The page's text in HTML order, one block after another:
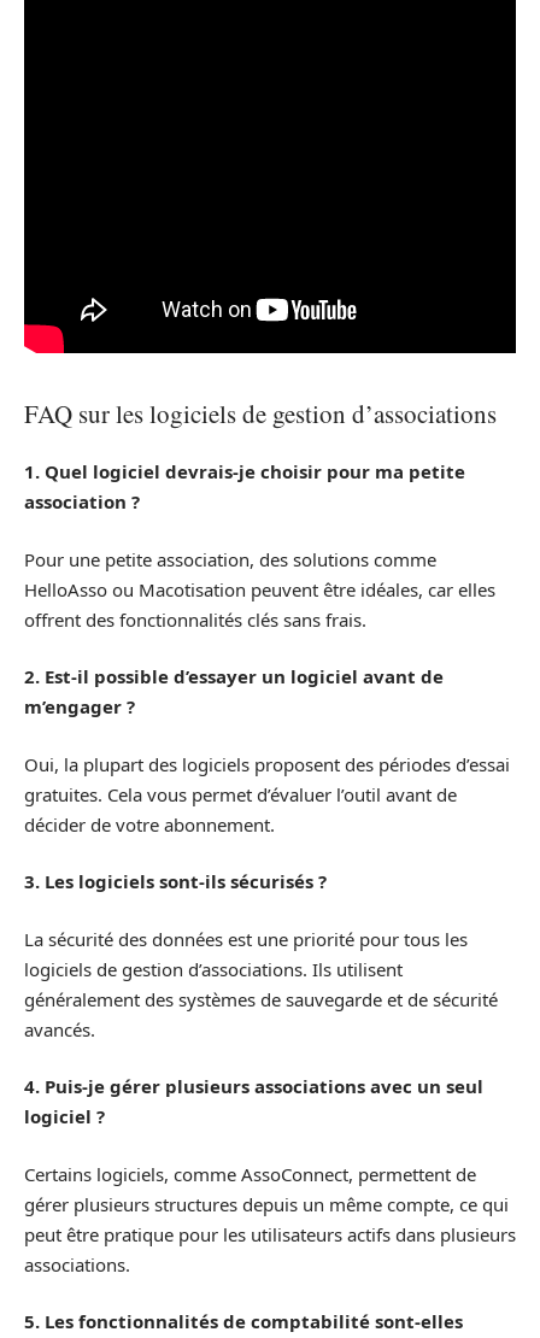
FAQ sur les logiciels de gestion d’associations
1. Quel logiciel devrais-je choisir pour ma petite
association ?
Pour une petite association, des solutions comme
HelloAsso ou Macotisation peuvent être idéales, car elles
offrent des fonctionnalités clés sans frais.
2. Est-il possible d’essayer un logiciel avant de
m’engager ?
Oui, la plupart des logiciels proposent des périodes d’essai
gratuites. Cela vous permet d’évaluer l’outil avant de
décider de votre abonnement.
3. Les logiciels sont-ils sécurisés ?
La sécurité des données est une priorité pour tous les
logiciels de gestion d’associations. Ils utilisent
généralement des systèmes de sauvegarde et de sécurité
avancés.
4. Puis-je gérer plusieurs associations avec un seul
logiciel ?
Certains logiciels, comme AssoConnect, permettent de
gérer plusieurs structures depuis un même compte, ce qui
peut être pratique pour les utilisateurs actifs dans plusieurs
associations.
5. Les fonctionnalités de comptabilité sont-elles